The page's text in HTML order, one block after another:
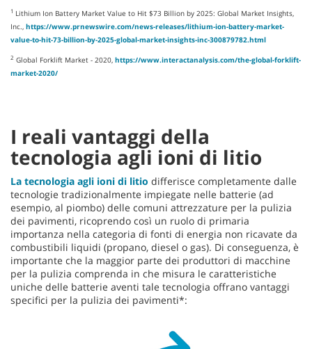
1 Lithium Ion Battery Market Value to Hit $73 Billion by 2025: Global Market Insights,
Inc., https://www.prnewswire.com/news-releases/lithium-ion-battery-market-
value-to-hit-73-billion-by-2025-global-market-insights-inc-300879782.html
2 Global Forklift Market - 2020, https://www.interactanalysis.com/the-global-forklift-
market-2020/
I reali vantaggi della
tecnologia agli ioni di litio
La tecnologia agli ioni di litio differisce completamente dalle
tecnologie tradizionalmente impiegate nelle batterie (ad
esempio, al piombo) delle comuni attrezzature per la pulizia
dei pavimenti, ricoprendo così un ruolo di primaria
importanza nella categoria di fonti di energia non ricavate da
combustibili liquidi (propano, diesel o gas). Di conseguenza, è
importante che la maggior parte dei produttori di macchine
per la pulizia comprenda in che misura le caratteristiche
uniche delle batterie aventi tale tecnologia offrano vantaggi
specifici per la pulizia dei pavimenti*: